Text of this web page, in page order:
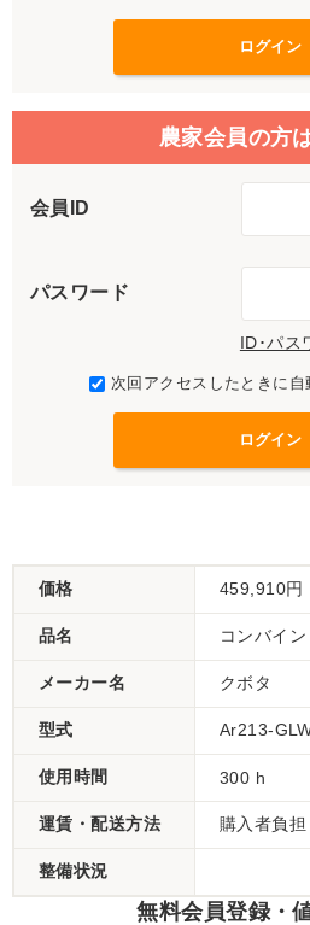
農家会員の方
会員ID
パスワード
ID･パス
次回アクセスしたときに
価格 459,910円
品名 コンバイン
メーカー名 クボタ
型式 Ar213-
使用時間 300 h
運賃・配送方法 購入者負担
整備状況
無料会員登録・